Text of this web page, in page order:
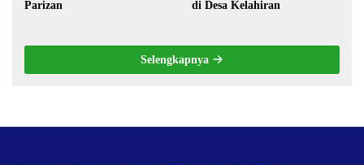
Parizan
di Desa Kelahiran
Selengkapnya